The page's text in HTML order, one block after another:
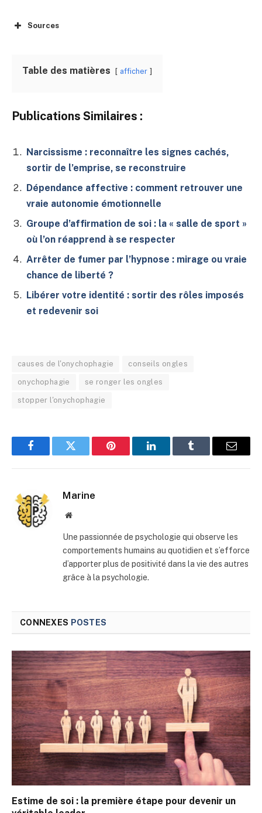
Sources
Table des matières afficher
Publications Similaires :
Narcissisme : reconnaître les signes cachés,
sortir de l’emprise, se reconstruire
Dépendance affective : comment retrouver une
vraie autonomie émotionnelle
Groupe d’affirmation de soi : la « salle de sport »
où l’on réapprend à se respecter
Arrêter de fumer par l’hypnose : mirage ou vraie
chance de liberté ?
Libérer votre identité : sortir des rôles imposés
et redevenir soi
causes de l'onychophagie conseils ongles
onychophagie se ronger les ongles
stopper l'onychophagie
FacebookTwitter Pinterest LinkedInTumblr
E-
Marine
Site
Une passionnée de psychologie qui observe les
comportements humains au quotidien et s’efforce
d’apporter plus de positivité dans la vie des autres
grâce à la psychologie.
CONNEXES POSTES
Estime de soi : la première étape pour devenir un